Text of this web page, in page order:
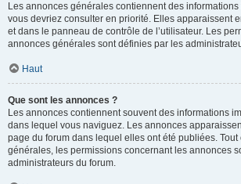
Les annonces générales contiennent des
vous devriez consulter en priorité. Elles apparaissent
et dans le panneau de contrôle de l’utilisateur. Les
annonces générales sont définies par les
Haut
Que sont les annonces ?
Les annonces contiennent souvent des informations
dans lequel vous naviguez. Les annonces
page du forum dans lequel elles ont été publiées.
générales, les permissions concernant les annonces
administrateurs du forum.